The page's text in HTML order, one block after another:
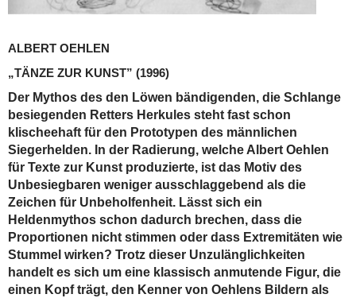
ALBERT OEHLEN
„TÄNZE ZUR KUNST” (1996)
Der Mythos des den Löwen bändigenden, die Schlange
besiegenden Retters Herkules steht fast schon
klischeehaft für den Prototypen des männlichen
Siegerhelden. In der Radierung, welche Albert Oehlen
für Texte zur Kunst produzierte, ist das Motiv des
Unbesiegbaren weniger ausschlaggebend als die
Zeichen für Unbeholfenheit. Lässt sich ein
Heldenmythos schon dadurch brechen, dass die
Proportionen nicht stimmen oder dass Extremitäten wie
Stummel wirken? Trotz dieser Unzulänglichkeiten
handelt es sich um eine klassisch anmutende Figur, die
einen Kopf trägt, den Kenner von Oehlens Bildern als